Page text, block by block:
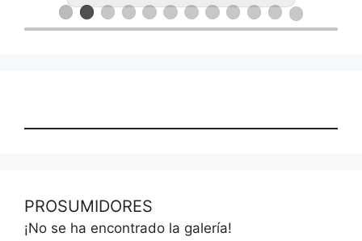
PROSUMIDORES
¡No se ha encontrado la galería!